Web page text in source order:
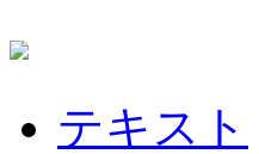
テキスト